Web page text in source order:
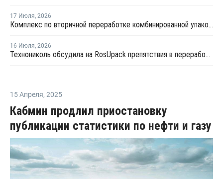
17 Июля, 2026
Комплекс по вторичной переработке комбинированной упаковки запущен в Челябинске
16 Июля, 2026
Технониколь обсудила на RosUpack препятствия в переработке ПЭТ
15 Апреля, 2025
Кабмин продлил приостановку
публикации статистики по нефти и газу